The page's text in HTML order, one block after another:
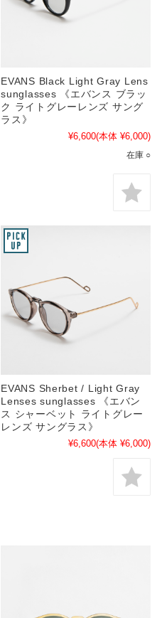
EVANS Black Light Gray Lens
sunglasses 《エバンス ブラッ
ク ライトグレーレンズ サング
ラス》
¥6,600(本体 ¥6,000)
在庫 ○
EVANS Sherbet / Light Gray
Lenses sunglasses 《エバン
ス シャーベット ライトグレー
レンズ サングラス》
¥6,600(本体 ¥6,000)